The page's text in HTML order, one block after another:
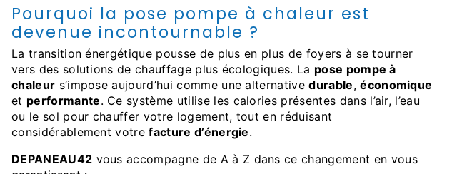
Pourquoi la pose pompe à chaleur est
devenue incontournable ?
La transition énergétique pousse de plus en plus de foyers à se tourner
vers des solutions de chauffage plus écologiques. La pose pompe à
chaleur s’impose aujourd’hui comme une alternativedurable,économique
et performante. Ce système utilise les calories présentes dans l’air, l’eau
ou le sol pour chauffer votre logement, tout en réduisant
considérablement votrefacture d’énergie.
DEPANEAU42 vous accompagne de A à Z dans ce changement en vous